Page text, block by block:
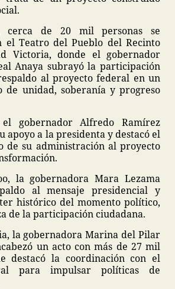
cerca de 20 mil personas se
el Teatro del Pueblo del Recinto
Victoria, donde el gobernador
Anaya subrayó la participación
al proyecto federal en un
de unidad, soberanía y progreso
el gobernador Alfredo Ramírez
apoyo a la presidenta y destacó el
de su administración al proyecto
la gobernadora Mara Lezama
al mensaje presidencial y
histórico del momento político,
de la participación ciudadana.
la gobernadora Marina del Pilar
un acto con más de 27 mil
destacó la coordinación con el
para impulsar políticas de